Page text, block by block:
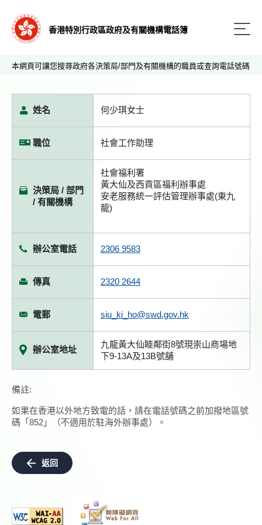
香港特別行政區政府及有關機構電話簿
本網頁可讓您搜尋政府各決策局/部門及有關機構的職員或查詢電話號碼
姓名 何少琪女士
職位 社會工作助理
決策局 / 部門
/ 有關機構
社會福利署
黃大仙及西貢區福利辦事處
安老服務統一評估管理辦事處(東九
龍)
辦公室電話 2306 9583
傳真 2320 2644
電郵 siu_ki_ho@swd.gov.hk
辦公室地址
九龍黃大仙睦鄰街8號現崇山商場地
下9-13A及13B號舖
備註:
如果在香港以外地方致電的話，請在電話號碼之前加撥地區號
碼「852」（不適用於駐海外辦事處）。
返回